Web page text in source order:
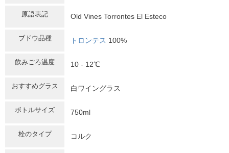
原語表記 Old Vines Torrontes El Esteco
ブドウ品種 トロンテス 100%
飲みごろ温度 10 - 12℃
おすすめグラス 白ワイングラス
ボトルサイズ 750ml
栓のタイプ コルク